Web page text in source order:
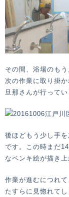
その間、浴場のも
次の作業に取り掛
旦那さんが行ってい
後ほどもう少し手
です。この時まだ
なペンキ絵が描き上
作業が進むにつれ
たすらに見惚れてし